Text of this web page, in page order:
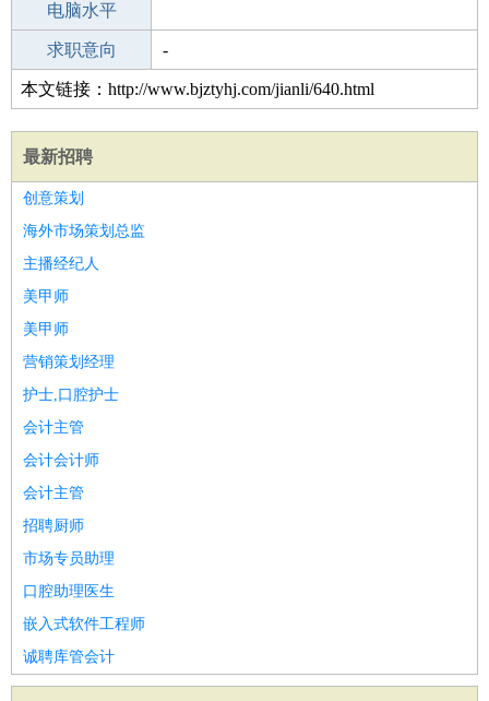
微信号码
电脑水平
外语水平
求职意向 -
本文链接：http://www.bjztyhj.com/jianli/640.html
最新招聘
创意策划
海外市场策划总监
主播经纪人
美甲师
美甲师
营销策划经理
护士,口腔护士
会计主管
会计会计师
会计主管
招聘厨师
市场专员助理
口腔助理医生
嵌入式软件工程师
诚聘库管会计